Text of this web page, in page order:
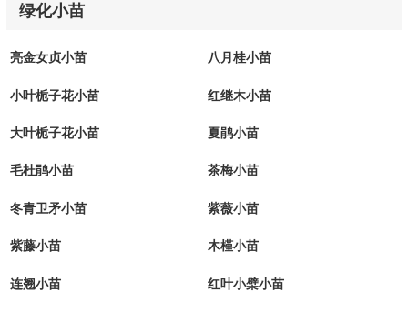
绿化小苗
亮金女贞小苗 八月桂小苗
小叶栀子花小苗 红继木小苗
大叶栀子花小苗 夏鹃小苗
毛杜鹃小苗 茶梅小苗
冬青卫矛小苗 紫薇小苗
紫藤小苗 木槿小苗
连翘小苗 红叶小檗小苗